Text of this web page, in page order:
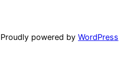
Proudly powered by WordPress